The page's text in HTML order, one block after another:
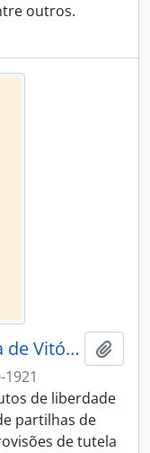
outros.
Juízo de Direito da Comarca de Vitória
1921
de liberdade
partilhas de
de tutela